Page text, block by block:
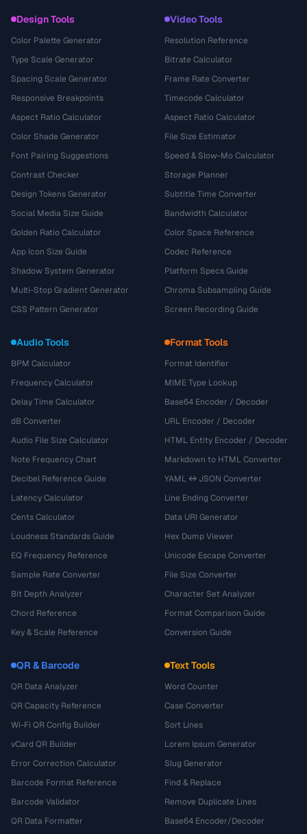
Design Tools
Color Palette Generator
Type Scale Generator
Spacing Scale Generator
Responsive Breakpoints
Aspect Ratio Calculator
Color Shade Generator
Font Pairing Suggestions
Contrast Checker
Design Tokens Generator
Social Media Size Guide
Golden Ratio Calculator
App Icon Size Guide
Shadow System Generator
Multi-Stop Gradient Generator
CSS Pattern Generator
Video Tools
Resolution Reference
Bitrate Calculator
Frame Rate Converter
Timecode Calculator
Aspect Ratio Calculator
File Size Estimator
Speed & Slow-Mo Calculator
Storage Planner
Subtitle Time Converter
Bandwidth Calculator
Color Space Reference
Codec Reference
Platform Specs Guide
Chroma Subsampling Guide
Screen Recording Guide
Audio Tools
BPM Calculator
Frequency Calculator
Delay Time Calculator
dB Converter
Audio File Size Calculator
Note Frequency Chart
Decibel Reference Guide
Latency Calculator
Cents Calculator
Loudness Standards Guide
EQ Frequency Reference
Sample Rate Converter
Bit Depth Analyzer
Chord Reference
Key & Scale Reference
Format Tools
Format Identifier
MIME Type Lookup
Base64 Encoder / Decoder
URL Encoder / Decoder
HTML Entity Encoder / Decoder
Markdown to HTML Converter
YAML ↔ JSON Converter
Line Ending Converter
Data URI Generator
Hex Dump Viewer
Unicode Escape Converter
File Size Converter
Character Set Analyzer
Format Comparison Guide
Conversion Guide
QR & Barcode
QR Data Analyzer
QR Capacity Reference
Wi-Fi QR Config Builder
vCard QR Builder
Error Correction Calculator
Barcode Format Reference
Barcode Validator
QR Data Formatter
Text Tools
Word Counter
Case Converter
Sort Lines
Lorem Ipsum Generator
Slug Generator
Find & Replace
Remove Duplicate Lines
Base64 Encoder/Decoder